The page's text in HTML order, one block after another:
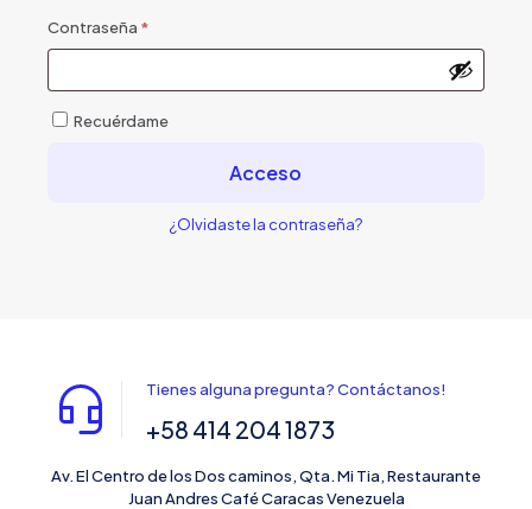
Contraseña *Obligatorio
Recuérdame
Acceso
¿Olvidaste la contraseña?
Tienes alguna pregunta? Contáctanos!
+58 414 204 1873
Av. El Centro de los Dos caminos, Qta. Mi Tia, Restaurante
Juan Andres Café Caracas Venezuela